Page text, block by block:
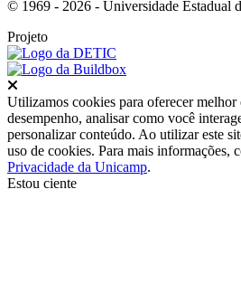
© 1969 - 2026 - Universidade Estadual
Projeto
Utilizamos cookies para oferecer
desempenho, analisar como você
personalizar conteúdo. Ao utilizar este
uso de cookies. Para mais informações,
Privacidade da Unicamp.
Estou ciente